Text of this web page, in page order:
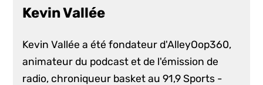
Kevin Vallée
Kevin Vallée a été fondateur d'AlleyOop360,
animateur du podcast et de l'émission de
radio, chroniqueur basket au 91,9 Sports -